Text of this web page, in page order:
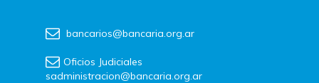
bancarios@bancaria.org.ar
Oficios Judiciales
sadministracion@bancaria.org.ar